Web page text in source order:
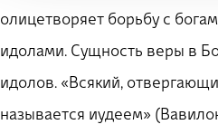
олицетворяет борьбу с
идолами. Сущность веры в
идолов. «Всякий,
называется иудеем»